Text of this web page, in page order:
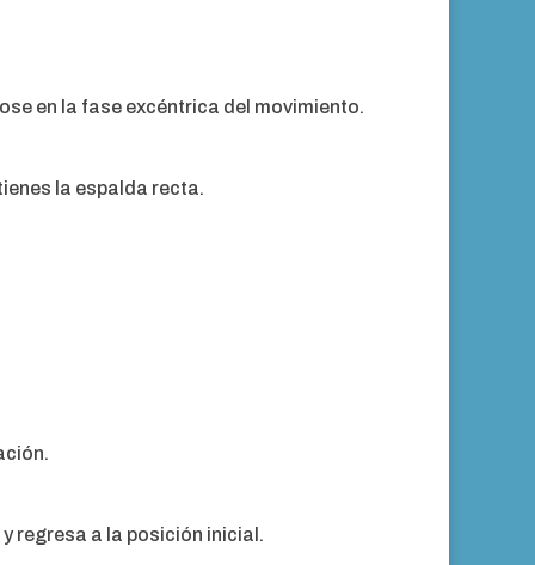
en la fase excéntrica del movimiento.
la espalda recta.
regresa a la posición inicial.